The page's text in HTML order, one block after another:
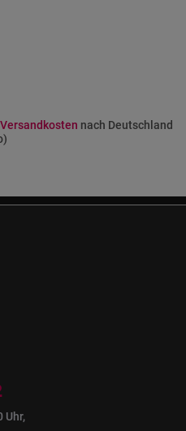
Versandkosten nach Deutschland
Uhr,